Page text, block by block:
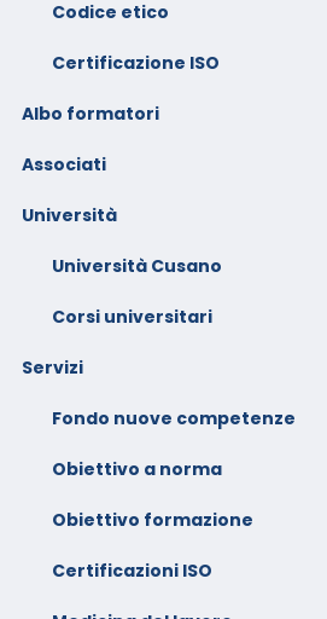
Codice etico
Certificazione ISO
Albo formatori
Associati
Università
Università Cusano
Corsi universitari
Servizi
Fondo nuove competenze
Obiettivo a norma
Obiettivo formazione
Certificazioni ISO
Videoconferenza Maggio –
setaccio
working, riconosciuto
Videoconferenza Marzo –
Videoconferenza Gennaio –